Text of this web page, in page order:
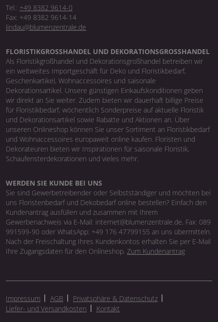
Tel.: +49 8382 9614-0
Fax: +49 8382 9614-14
lindau@blumenzentrale.de
FLORISTIKGROSSHANDEL UND DEKORATIONSGROSSHANDEL
Als Floristikgroßhandel und Dekorationsgroßhandel betreiben wir
ein weltweites Importgeschäft für Deko und Floristikbedarf,
Geschenkartikel, Wohnaccessoires und saisonale
Dekorationsartikel. Unsere günstigen Einkaufskonditionen geben
wir direkt an Sie weiter. Zudem bieten wir dauerhaft billige Preise
für Floristikbedarf, wöchentlich Sonderpreise auf aktuelle Floristik
und Dekorationsartikel sowie Rabatte und Aktionen an. Über
unseren Onlineshop können Sie unser Sortiment an Floristikbedarf
und Wohnaccessoires europaweit online kaufen. Floristen und
Dekorateuren bieten wir Inspirationen für saisonale Floristik,
Schaufensterdekorationen und vieles mehr.
WERDEN SIE KUNDE BEI UNS
Sie sind Gewerbetreibender oder Selbstständiger und möchten bei
uns Floristenbedarf und Dekobedarf online bestellen? Einfach den
Kundenantrag ausfüllen und zusammen mit Ihrem
Gewerbenachweis via E-Mail: internet@blumenzentrale.de, Fax: 089
991599-90 oder WhatsApp: +49 176 47799155 an uns übermitteln.
Nach der Freischaltung Ihres Kundenkontos erhalten Sie per E-Mail
Ihre Zugangsdaten für den Onlineshop. Zum Kundenantrag
Impressum AGB
Privatsphäre & Datenschutz
Liefer- und Versandkosten
Kontakt